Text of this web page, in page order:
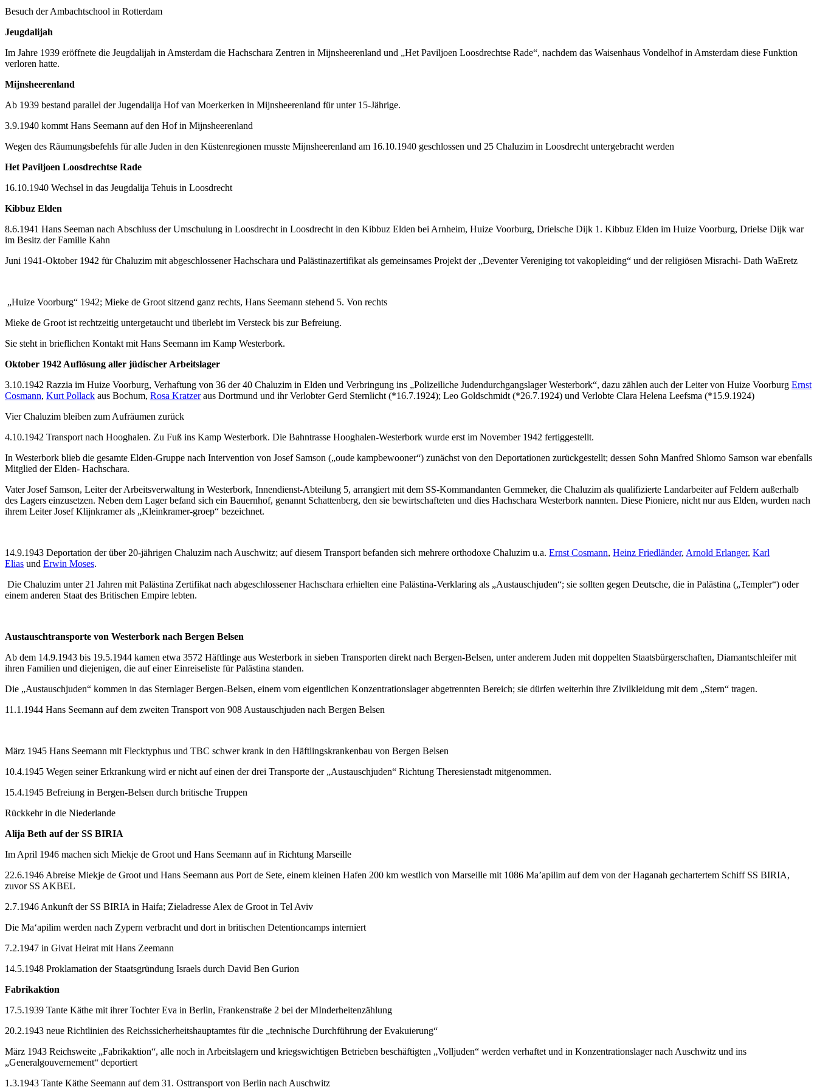
Besuch der Ambachtschool in Rotterdam
Jeugdalijah
Im Jahre 1939 eröffnete die Jeugdalijah in Amsterdam die Hachschara Zentren in Mijnsheerenland und „Het Paviljoen Loosdrechtse Rade“, nachdem das Waisenhaus Vondelhof in Amsterdam diese Funktion
verloren hatte.
Mijnsheerenland
Ab 1939 bestand parallel derJugendalija Hof van Moerkerken in Mijnsheerenland für unter 15-Jährige.
3.9.1940 kommt Hans Seemann auf den Hof in Mijnsheerenland
Wegen des Räumungsbefehls für alle Juden in den Küstenregionen musste Mijnsheerenland am 16.10.1940 geschlossen und 25 Chaluzim in Loosdrecht untergebracht werden
Het Paviljoen Loosdrechtse Rade
16.10.1940 Wechsel in das Jeugdalija Tehuis in Loosdrecht
Kibbuz Elden
8.6.1941 Hans Seeman nach Abschluss der Umschulung in Loosdrecht in Loosdrecht in den Kibbuz Elden bei Arnheim, Huize Voorburg, Drielsche Dijk 1. Kibbuz Elden im Huize Voorburg, Drielse Dijk war
im Besitz der Familie Kahn
Juni 1941-Oktober 1942 für Chaluzim mit abgeschlossener Hachschara und Palästinazertifikat als gemeinsames Projekt der „Deventer Vereniging tot vakopleiding“ und der religiösen Misrachi- Dath WaEretz
„Huize Voorburg“ 1942; Mieke de Groot sitzend ganz rechts, Hans Seemann stehend 5. Von rechts
Mieke de Groot ist rechtzeitig untergetaucht und überlebt im Versteck bis zur Befreiung.
Sie steht in brieflichen Kontakt mit Hans Seemann im Kamp Westerbork.
Oktober 1942 Auflösung aller jüdischer Arbeitslager
3.10.1942 Razzia im Huize Voorburg, Verhaftung von 36 der 40 Chaluzim in Elden und Verbringung ins „Polizeiliche Judendurchgangslager Westerbork“, dazu zählen auch der Leiter von Huize Voorburg Ernst
Cosmann, Kurt Pollack aus Bochum, Rosa Kratzeraus Dortmund und ihr Verlobter Gerd Sternlicht (*16.7.1924); Leo Goldschmidt (*26.7.1924) und Verlobte Clara Helena Leefsma (*15.9.1924)
Vier Chaluzim bleiben zum Aufräumen zurück
4.10.1942 Transport nach Hooghalen. Zu Fuß ins Kamp Westerbork. Die Bahntrasse Hooghalen-Westerbork wurde erst im November 1942 fertiggestellt.
In Westerbork blieb die gesamte Elden-Gruppe nach Intervention von Josef Samson („oude kampbewooner“) zunächst von den Deportationen zurückgestellt; dessen Sohn Manfred Shlomo Samson war ebenfalls
Mitglied der Elden- Hachschara.
Vater Josef Samson, Leiter der Arbeitsverwaltung in Westerbork, Innendienst-Abteilung 5, arrangiert mit dem SS-Kommandanten Gemmeker, die Chaluzim als qualifizierte Landarbeiter auf Feldern außerhalb
des Lagers einzusetzen. Neben dem Lager befand sich ein Bauernhof, genannt Schattenberg, den sie bewirtschafteten und dies Hachschara Westerbork nannten. Diese Pioniere, nicht nur aus Elden, wurden nach
ihrem Leiter Josef Klijnkramer als „Kleinkramer-groep“ bezeichnet.
14.9.1943 Deportation der über 20-jährigen Chaluzim nach Auschwitz; auf diesem Transport befanden sich mehrere orthodoxe Chaluzim u.a. Ernst Cosmann, Heinz Friedländer, Arnold Erlanger, Karl
Elias und Erwin Moses.
Die Chaluzim unter 21 Jahren mit Palästina Zertifikat nach abgeschlossener Hachschara erhielten eine Palästina-Verklaring als „Austauschjuden“; sie sollten gegen Deutsche, die in Palästina („Templer“) oder
einem anderen Staat des Britischen Empire lebten.
Austauschtransporte von Westerbork nach Bergen Belsen
Ab dem 14.9.1943 bis 19.5.1944 kamen etwa 3572 Häftlinge aus Westerbork in sieben Transporten direkt nach Bergen-Belsen, unter anderem Juden mit doppelten Staatsbürgerschaften, Diamantschleifer mit
ihren Familien und diejenigen, die auf einer Einreiseliste für Palästina standen.
Die „Austauschjuden“ kommen in das Sternlager Bergen-Belsen, einem vom eigentlichen Konzentrationslager abgetrennten Bereich; sie dürfen weiterhin ihre Zivilkleidung mit dem „Stern“ tragen.
11.1.1944 Hans Seemann auf dem zweiten Transport von 908 Austauschjuden nach Bergen Belsen
März 1945 Hans Seemann mit Flecktyphus und TBC schwer krank in den Häftlingskrankenbau von Bergen Belsen
10.4.1945 Wegen seiner Erkrankung wird er nicht auf einen der drei Transporte der „Austauschjuden“ Richtung Theresienstadt mitgenommen.
15.4.1945 Befreiung in Bergen-Belsen durch britische Truppen
Rückkehr in die Niederlande
Alija Beth auf der SS BIRIA
Im April 1946 machen sich Miekje de Groot und Hans Seemann auf in Richtung Marseille
22.6.1946 Abreise Miekje de Groot und Hans Seemann aus Port de Sete, einem kleinen Hafen 200 km westlich von Marseille mit 1086 Ma’apilim auf dem von der Haganah gechartertem Schiff SS BIRIA,
zuvor SS AKBEL
2.7.1946 Ankunft der SS BIRIA in Haifa; Zieladresse Alex de Groot in Tel Aviv
Die Ma‘apilim werden nach Zypern verbracht und dort in britischen Detentioncamps interniert
7.2.1947 in Givat Heirat mit Hans Zeemann
14.5.1948 Proklamation der Staatsgründung Israels durch David Ben Gurion
Fabrikaktion
17.5.1939 Tante Käthe mit ihrer Tochter Eva in Berlin, Frankenstraße 2 bei der MInderheitenzählung
20.2.1943 neue Richtlinien des Reichssicherheitshauptamtes für die „technische Durchführung der Evakuierung“
März 1943 Reichsweite „Fabrikaktion“, alle noch in Arbeitslagern und kriegswichtigen Betrieben beschäftigten „Volljuden“ werden verhaftet und in Konzentrationslager nach Auschwitz und ins
„Generalgouvernement“ deportiert
1.3.1943 Tante Käthe Seemann auf dem 31. Osttransport von Berlin nach Auschwitz